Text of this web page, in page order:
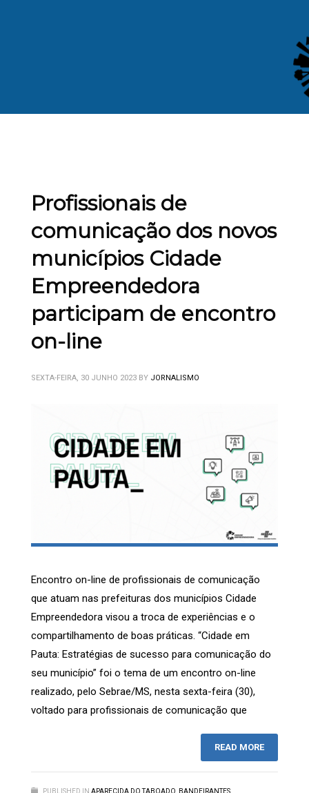
Profissionais de
comunicação dos novos
municípios Cidade
Empreendedora
participam de encontro
on-line
SEXTA-FEIRA, 30 JUNHO 2023 BY JORNALISMO
Encontro on-line de profissionais de comunicação
que atuam nas prefeituras dos municípios Cidade
Empreendedora visou a troca de experiências e o
compartilhamento de boas práticas. “Cidade em
Pauta: Estratégias de sucesso para comunicação do
seu município” foi o tema de um encontro on-line
realizado, pelo Sebrae/MS, nesta sexta-feira (30),
voltado para profissionais de comunicação que
READ MORE